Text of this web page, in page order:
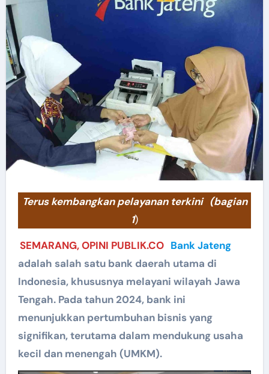
Terus kembangkan pelayanan terkini (bagian
1)
SEMARANG, OPINI PUBLIK.CO Bank Jateng
adalah salah satu bank daerah utama di
Indonesia, khususnya melayani wilayah Jawa
Tengah. Pada tahun 2024, bank ini
menunjukkan pertumbuhan bisnis yang
signifikan, terutama dalam mendukung usaha
kecil dan menengah (UMKM).